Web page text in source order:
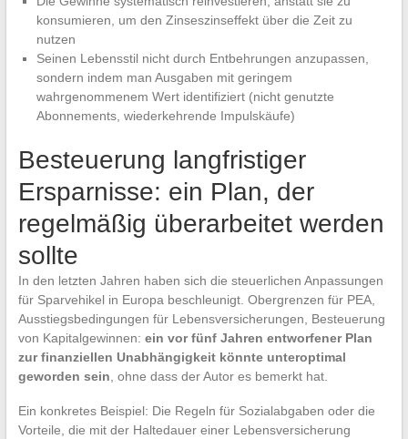
konsumieren, um den Zinseszinseffekt über die Zeit zu
nutzen
Seinen Lebensstil nicht durch Entbehrungen anzupassen,
sondern indem man Ausgaben mit geringem
wahrgenommenem Wert identifiziert (nicht genutzte
Abonnements, wiederkehrende Impulskäufe)
Besteuerung langfristiger
Ersparnisse: ein Plan, der
regelmäßig überarbeitet werden
sollte
In den letzten Jahren haben sich die steuerlichen Anpassungen
für Sparvehikel in Europa beschleunigt. Obergrenzen für PEA,
Ausstiegsbedingungen für Lebensversicherungen, Besteuerung
von Kapitalgewinnen: ein vor fünf Jahren entworfener Plan
zur finanziellen Unabhängigkeit könnte unteroptimal
geworden sein , ohne dass der Autor es bemerkt hat.
Ein konkretes Beispiel: Die Regeln für Sozialabgaben oder die
Vorteile, die mit der Haltedauer einer Lebensversicherung